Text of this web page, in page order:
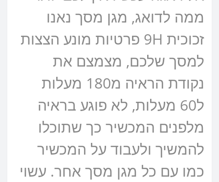
ממה לדואג, מגן מסך נאנו
זכוכית 9H פרטיות מונע הצצות
למסך שלכם, מצמצם את
נקודת הראיה מ180 מעלות
ל60 מעלות, לא פוגע בראיה
מלפנים המכשיר כך שתוכלו
להמשיך ולעבוד על המכשיר
כמו עם כל מגן מסך אחר. עשוי